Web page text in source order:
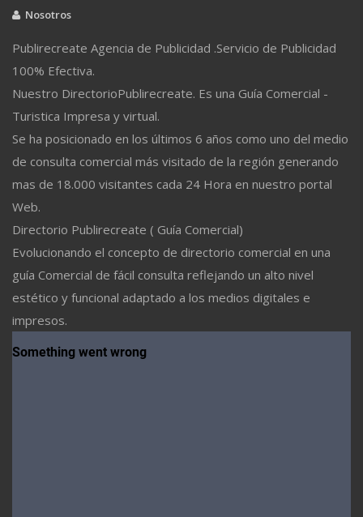
Nosotros
Publirecreate Agencia de Publicidad .Servicio de Publicidad
100% Efectiva.
Nuestro DirectorioPublirecreate. Es una Guía Comercial -
Turistica Impresa y virtual.
Se ha posicionado en los últimos 6 años como uno del medio
de consulta comercial más visitado de la región generando
mas de 18.000 visitantes cada 24 Hora en nuestro portal
Web.
Directorio Publirecreate ( Guía Comercial)
Evolucionando el concepto de directorio comercial en una
guía Comercial de fácil consulta reflejando un alto nivel
estético y funcional adaptado a los medios digitales e
impresos.